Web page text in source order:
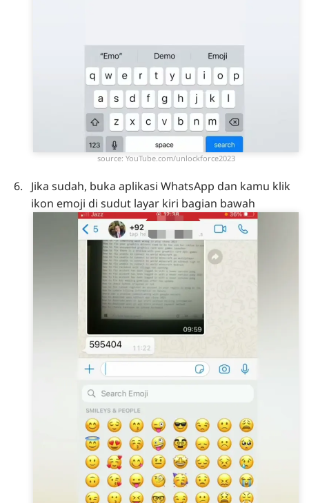
source: YouTube.com/unlockforce2023
Jika sudah, buka aplikasi WhatsApp dan kamu klik
ikon emoji di sudut layar kiri bagian bawah